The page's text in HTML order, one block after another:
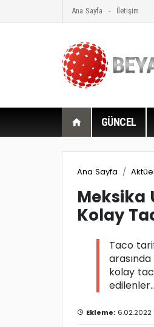
Ana Sayfa İletişim
GÜNCEL
Ana Sayfa Aktüel
Meksika
Kolay
Taco
arasında
kolay
Ekleme: 6.02.2022